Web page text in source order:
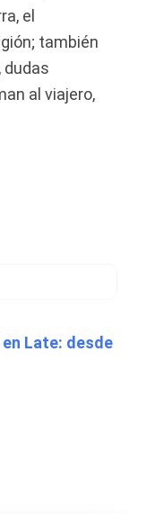
el
también
dudas
al viajero,
Late: desde